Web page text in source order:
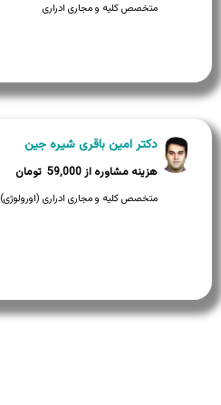
متخصص کلیه و مجاری ادراری
دکتر امین باقری شیره جین
59,000
متخصص کلیه و مجاری ادراری (اورولوژی)